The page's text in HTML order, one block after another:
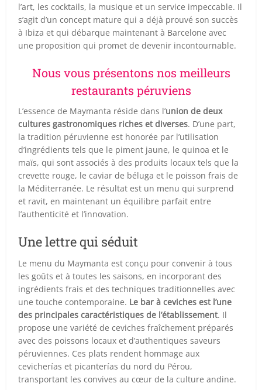
l’art, les cocktails, la musique et un service impeccable. Il
s’agit d’un concept mature qui a déjà prouvé son succès
à Ibiza et qui débarque maintenant à Barcelone avec
une proposition qui promet de devenir incontournable.
Nous vous présentons nos meilleurs
restaurants péruviens
L’essence de Maymanta réside dans l’union de deux
cultures gastronomiques riches et diverses. D’une part,
la tradition péruvienne est honorée par l’utilisation
d’ingrédients tels que le piment jaune, le quinoa et le
maïs, qui sont associés à des produits locaux tels que la
crevette rouge, le caviar de béluga et le poisson frais de
la Méditerranée. Le résultat est un menu qui surprend
et ravit, en maintenant un équilibre parfait entre
l’authenticité et l’innovation.
Une lettre qui séduit
Le menu du Maymanta est conçu pour convenir à tous
les goûts et à toutes les saisons, en incorporant des
ingrédients frais et des techniques traditionnelles avec
une touche contemporaine. Le bar à ceviches est l’une
des principales caractéristiques de l’établissement. Il
propose une variété de ceviches fraîchement préparés
avec des poissons locaux et d’authentiques saveurs
péruviennes. Ces plats rendent hommage aux
cevicherías et picanterías du nord du Pérou,
transportant les convives au cœur de la culture andine.